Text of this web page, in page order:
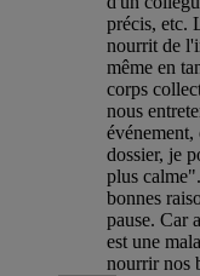
précis, etc.
nourrit de
même en
corps
nous
dossier, je
plus
bonnes
pause. Car
est une
nourrir nos